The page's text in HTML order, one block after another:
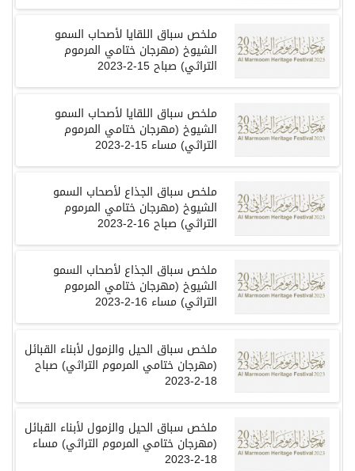
ملخص سباق اللقايا لأصحاب السمو
الشيوخ (مهرجان ختامي المرموم
التراثي)صباح15-2-2023
ملخص سباق اللقايا لأصحاب السمو
الشيوخ (مهرجان ختامي المرموم
التراثي)مساء 15-2-2023
ملخص سباق الجذاع لأصحاب السمو
الشيوخ (مهرجان ختامي المرموم
التراثي)صباح 16-2-2023
ملخص سباق الجذاع لأصحاب السمو
الشيوخ (مهرجان ختامي المرموم
التراثي)مساء 16-2-2023
ملخص سباق الحيل والزمول لأبناء القبائل
(مهرجان ختامي المرموم التراثي)صباح
18-2-2023
ملخص سباق الحيل والزمول لأبناء القبائل
(مهرجان ختامي المرموم التراثي)مساء
18-2-2023